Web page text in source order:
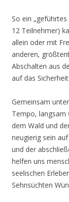
So ein
12 Teilnehmer)
allein oder mit
anderen,
Abschalten aus
auf das
Gemeinsam
Tempo, langsam
dem Wald und
neugierig sein
und der
helfen uns
seelischen
Sehnsüchten